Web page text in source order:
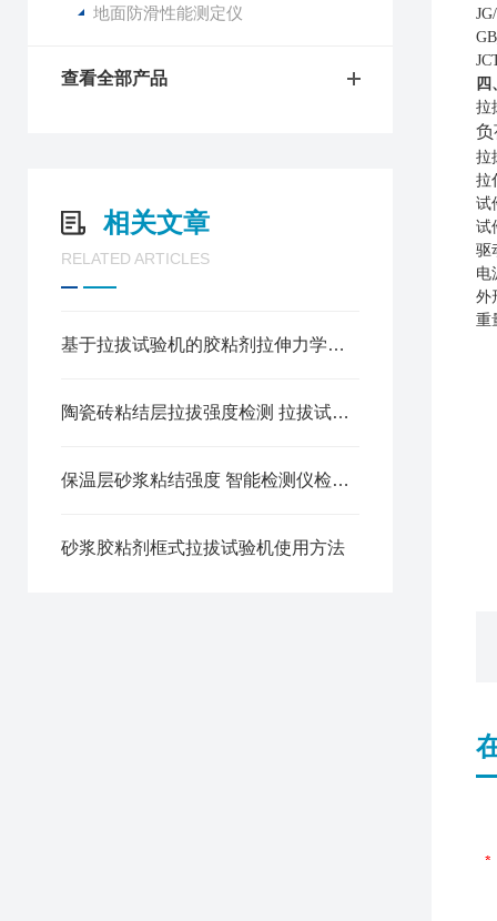
地面防滑性能测定仪
查看全部产品
相关文章
RELATED ARTICLES
基于拉拔试验机的胶粘剂拉伸力学性能测试规程
陶瓷砖粘结层拉拔强度检测 拉拔试验机使用方法
保温层砂浆粘结强度 智能检测仪检测法
砂浆胶粘剂框式拉拔试验机使用方法
四
拉
负
拉
拉
试
试
驱
电
外
重